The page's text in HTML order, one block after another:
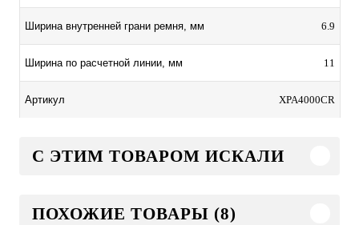
Ширина внутренней грани ремня, мм 6.9
Ширина по расчетной линии, мм 11
Артикул XPA4000CR
C ЭТИМ ТОВАРОМ ИСКАЛИ
ПОХОЖИЕ ТОВАРЫ (8)